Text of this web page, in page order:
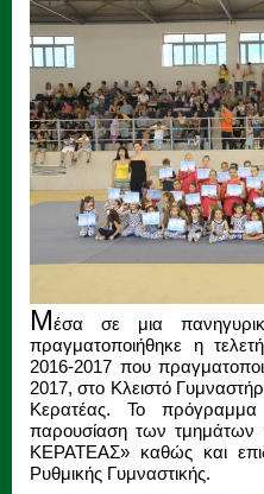
Μέσα σε μια
πραγματοποιήθηκε η
2016-2017 που
2017, στο Κλειστό
Κερατέας. Το πρόγραμμα
παρουσίαση των τμημάτων
ΚΕΡΑΤΕΑΣ» καθώς και
Ρυθμικής Γυμναστικής.